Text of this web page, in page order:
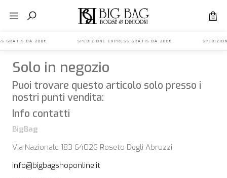
0
GRATIS DA 200€ SPEDIZIONE EXPRESS GRATIS DA 200€
Solo in negozio
Puoi trovare questo articolo solo presso i
nostri punti vendita:
Info contatti
BigBag
Via Nazionale 183 64026 Roseto Degli Abruzzi
info@bigbagshoponline.it